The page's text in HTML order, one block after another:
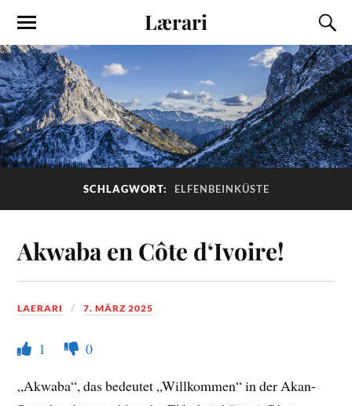
Lærari
SCHLAGWORT: ELFENBEINKÜSTE
Akwaba en Côte d‘Ivoire!
LAERARI 7. MÄRZ 2025
1
0
„Akwaba“, das bedeutet „Willkommen“ in der Akan-